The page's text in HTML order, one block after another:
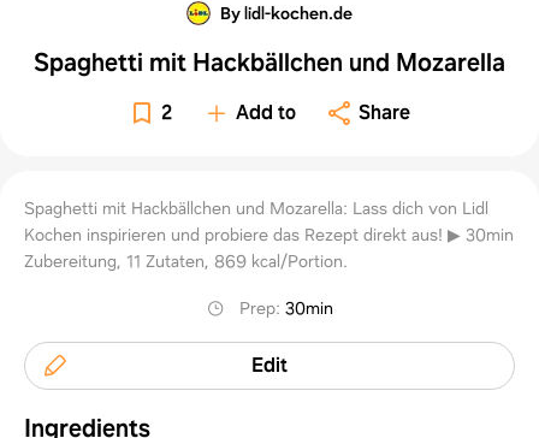
By lidl-kochen.de
Spaghetti mit Hackbällchen und Mozarella
2 Add to Share
Spaghetti mit Hackbällchen und Mozarella: Lass dich von Lidl
Kochen inspirieren und probiere das Rezept direkt aus! ▶ 30min
Zubereitung, 11 Zutaten, 869 kcal/Portion.
Prep: 30min
Edit
Ingredients